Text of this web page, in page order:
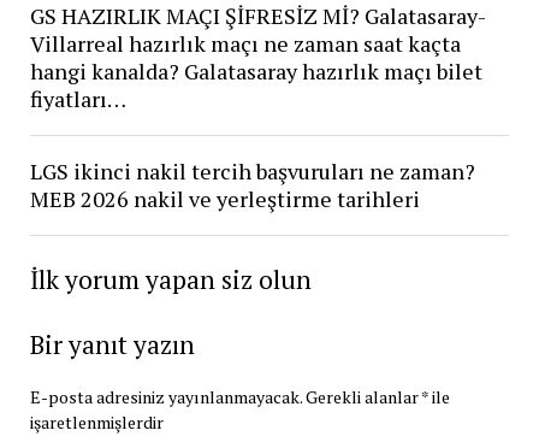
GS HAZIRLIK MAÇI ŞİFRESİZ Mİ? Galatasaray-
Villarreal hazırlık maçı ne zaman saat kaçta
hangi kanalda? Galatasaray hazırlık maçı bilet
fiyatları…
LGS ikinci nakil tercih başvuruları ne zaman?
MEB 2026 nakil ve yerleştirme tarihleri
İlk yorum yapan siz olun
Bir yanıt yazın
E-posta adresiniz yayınlanmayacak.Gerekli alanlar*ile
işaretlenmişlerdir